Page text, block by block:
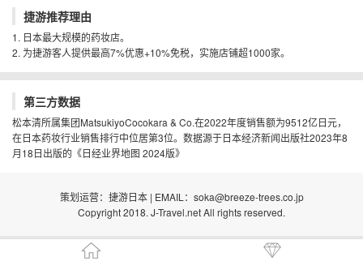
捷游推荐理由
1. 日本最大规模的药妆店。
2. 为捷游客人提供最高7%优惠+10%免税，实施店铺超1000家。
第三方数据
松本清所属集团MatsukiyoCocokara & Co.在2022年度销售额为9512亿日元，
在日本药妆行业销售排行中位居第3位。数据源于日本经济新闻出版社2023年8
月18日出版的《日经业界地图 2024版》
策划运营：捷游日本 | EMAIL：soka@breeze-trees.co.jp
Copyright 2018. J-Travel.net All rights reserved.